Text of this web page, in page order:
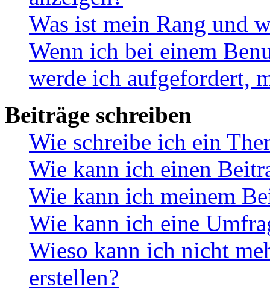
Was ist mein Rang und
Wenn ich bei einem
werde ich aufgefordert,
Beiträge schreiben
Wie schreibe ich ein
Wie kann ich einen
Wie kann ich meinem
Wie kann ich eine
Wieso kann ich nicht
erstellen?